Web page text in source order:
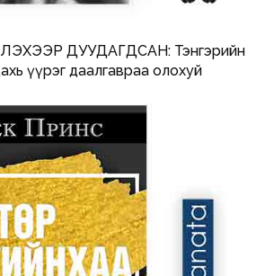
ДУУДАГДСАН: Тэнгэрийн
үүрэг даалгавраа олохуй